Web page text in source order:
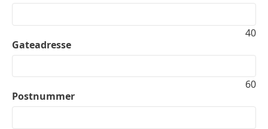
40
Gateadresse
60
Postnummer